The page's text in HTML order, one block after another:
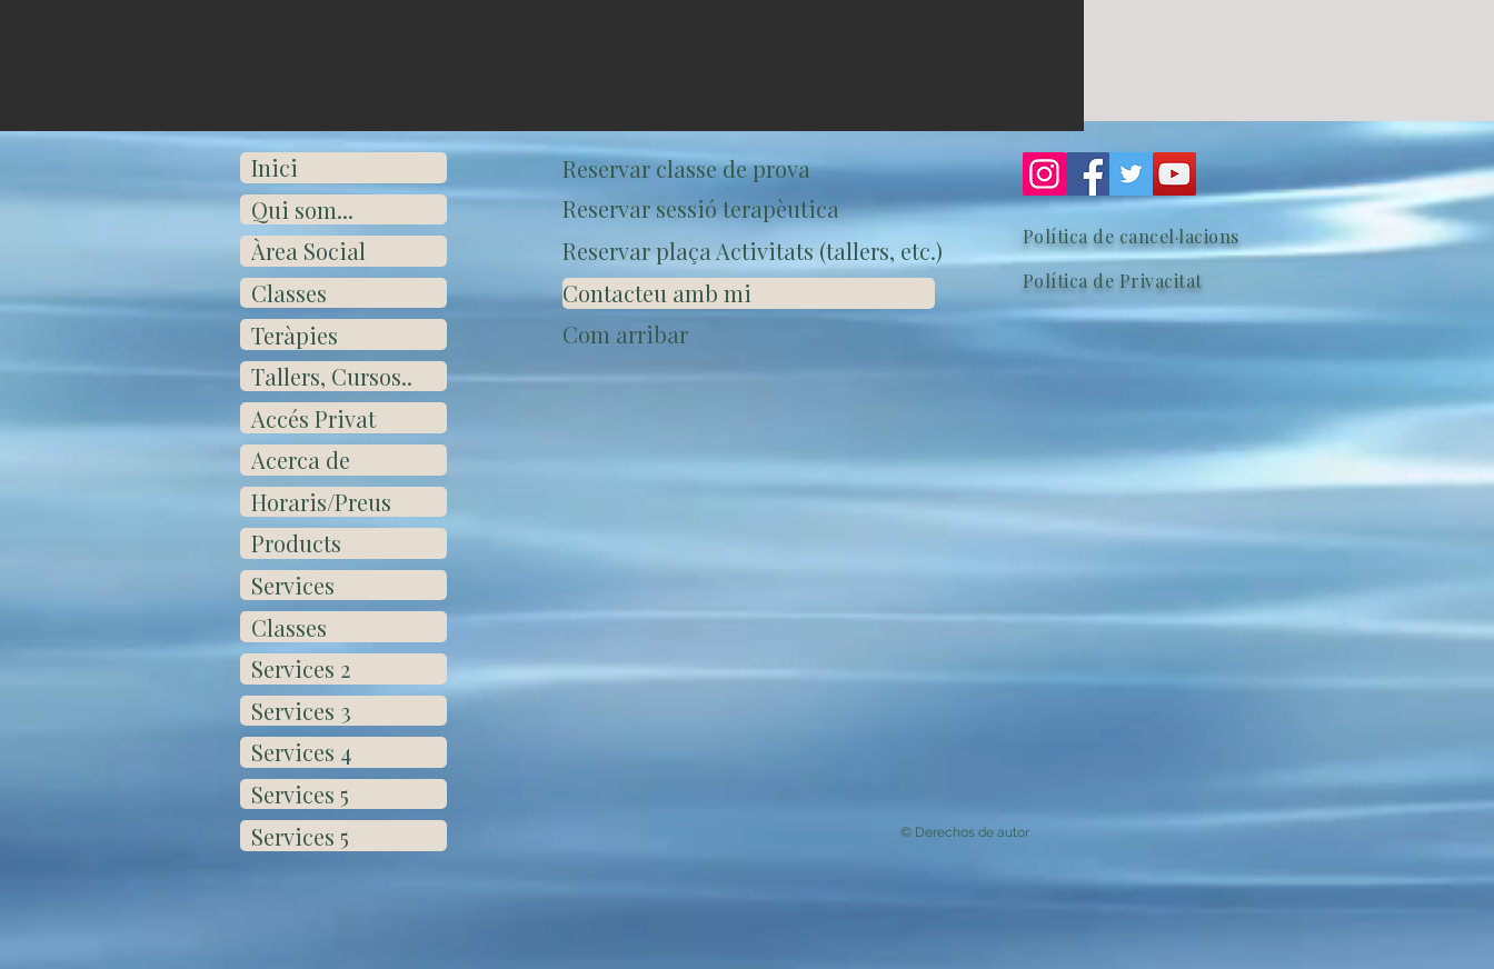
Inici
Qui som...
Àrea Social
Classes
Teràpies
Tallers, Cursos..
Accés Privat
Acerca de
Horaris/Preus
Products
Services
Classes
Services 2
Services 3
Services 4
Services 5
Services 5
Reservar classe de prova
Reservar sessió terapèutica
Política de cancel·lacions
Contacteu amb mi Política de Privacitat
Com arribar
© Derechos de autor
Reservar plaça Activitats (tallers, etc.)